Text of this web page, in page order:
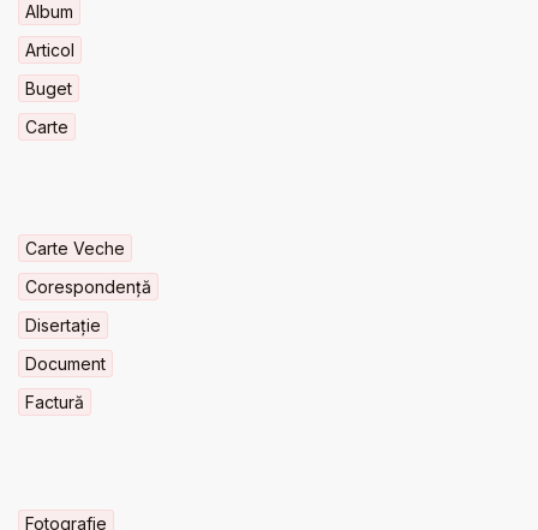
Album
Articol
Buget
Carte
Carte Veche
Corespondență
Disertație
Document
Factură
Fotografie